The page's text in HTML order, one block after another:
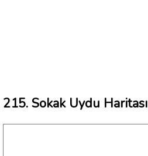
215. Sokak Uydu Haritası